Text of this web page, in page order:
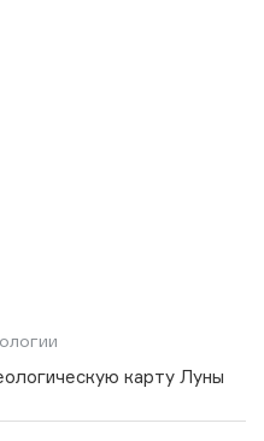
карту Луны